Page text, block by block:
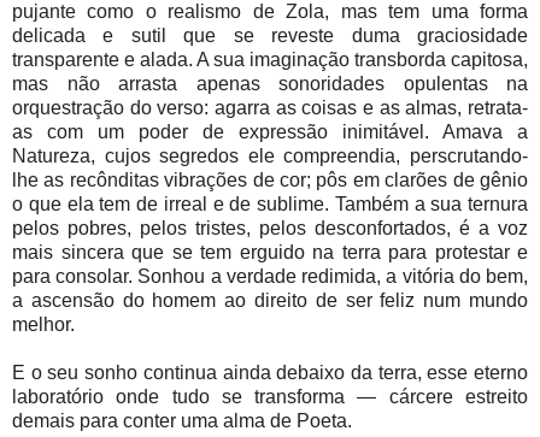
pujante como o realismo de Zola, mas tem uma forma
delicada e sutil que se reveste duma graciosidade
transparente e alada. A sua imaginação transborda capitosa,
mas não arrasta apenas sonoridades opulentas na
orquestração do verso: agarra as coisas e as almas, retrata-
as com um poder de expressão inimitável. Amava a
Natureza, cujos segredos ele compreendia, perscrutando-
lhe as recônditas vibrações de cor; pôs em clarões de gênio
o que ela tem de irreal e de sublime. Também a sua ternura
pelos pobres, pelos tristes, pelos desconfortados, é a voz
mais sincera que se tem erguido na terra para protestar e
para consolar. Sonhou a verdade redimida, a vitória do bem,
a ascensão do homem ao direito de ser feliz num mundo
melhor.
E o seu sonho continua ainda debaixo da terra, esse eterno
laboratório onde tudo se transforma — cárcere estreito
demais para conter uma alma de Poeta.